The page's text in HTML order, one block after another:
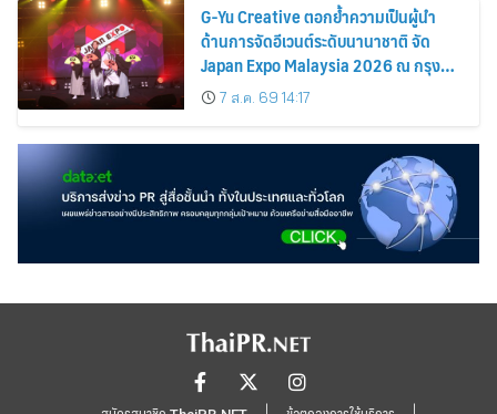
G-Yu Creative ตอกย้ำความเป็นผู้นำ
ด้านการจัดอีเวนต์ระดับนานาชาติ จัด
Japan Expo Malaysia 2026 ณ กรุง
กัวลาลัมเปอร์อย่างยิ่งใหญ่
7 ส.ค. 69 14:17